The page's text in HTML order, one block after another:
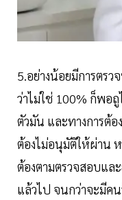
5.อย่างน้อยมีการตรว
ว่าไม่ใช่ 100% ก็พอถู
ตัวมัน และทางการต้
ต้องไม่อนุมัติให้ผ่าน
ต้องตามตรวจสอบแล
แล้วไป จนกว่าจะมีค